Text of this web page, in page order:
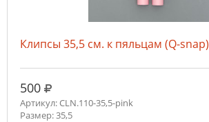
Клипсы 35,5 см. к пяльцам (Q-snap)
500 руб.
Артикул: CLN.110-35,5-pink
Размер: 35,5